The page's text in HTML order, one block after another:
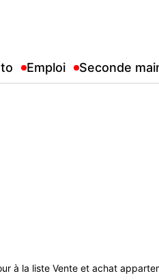
Emploi Seconde
à la liste Vente et achat